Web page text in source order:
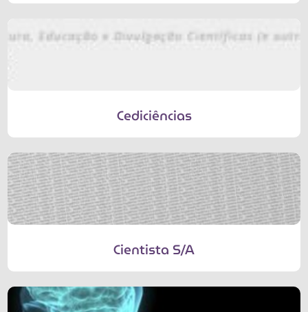
Cediciências
Cientista S/A